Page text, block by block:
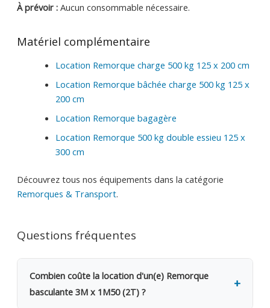
À prévoir :Aucun consommable nécessaire.
Matériel complémentaire
Location Remorque charge 500 kg 125 x 200 cm
Location Remorque bâchée charge 500 kg 125 x
200 cm
Location Remorque bagagère
Location Remorque 500 kg double essieu 125 x
300 cm
Découvrez tous nos équipements dans la catégorie
Remorques & Transport.
Questions fréquentes
Combien coûte la location d'un(e) Remorque
basculante 3M x 1M50 (2T) ?